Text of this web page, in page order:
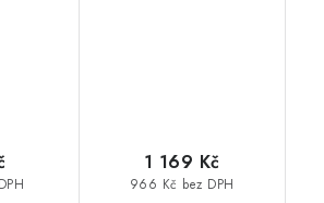
966 Kč bez DPH
1 169 Kč